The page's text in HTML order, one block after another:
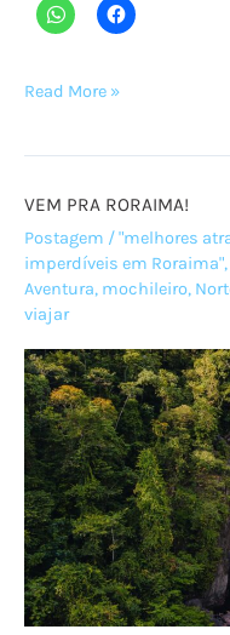
Guia
de
Algodoal,
Pará
Read More »
VEM PRA RORAIMA!
Postagem /"melhores
imperdíveis em Roraima",
Aventura, mochileiro,
viajar